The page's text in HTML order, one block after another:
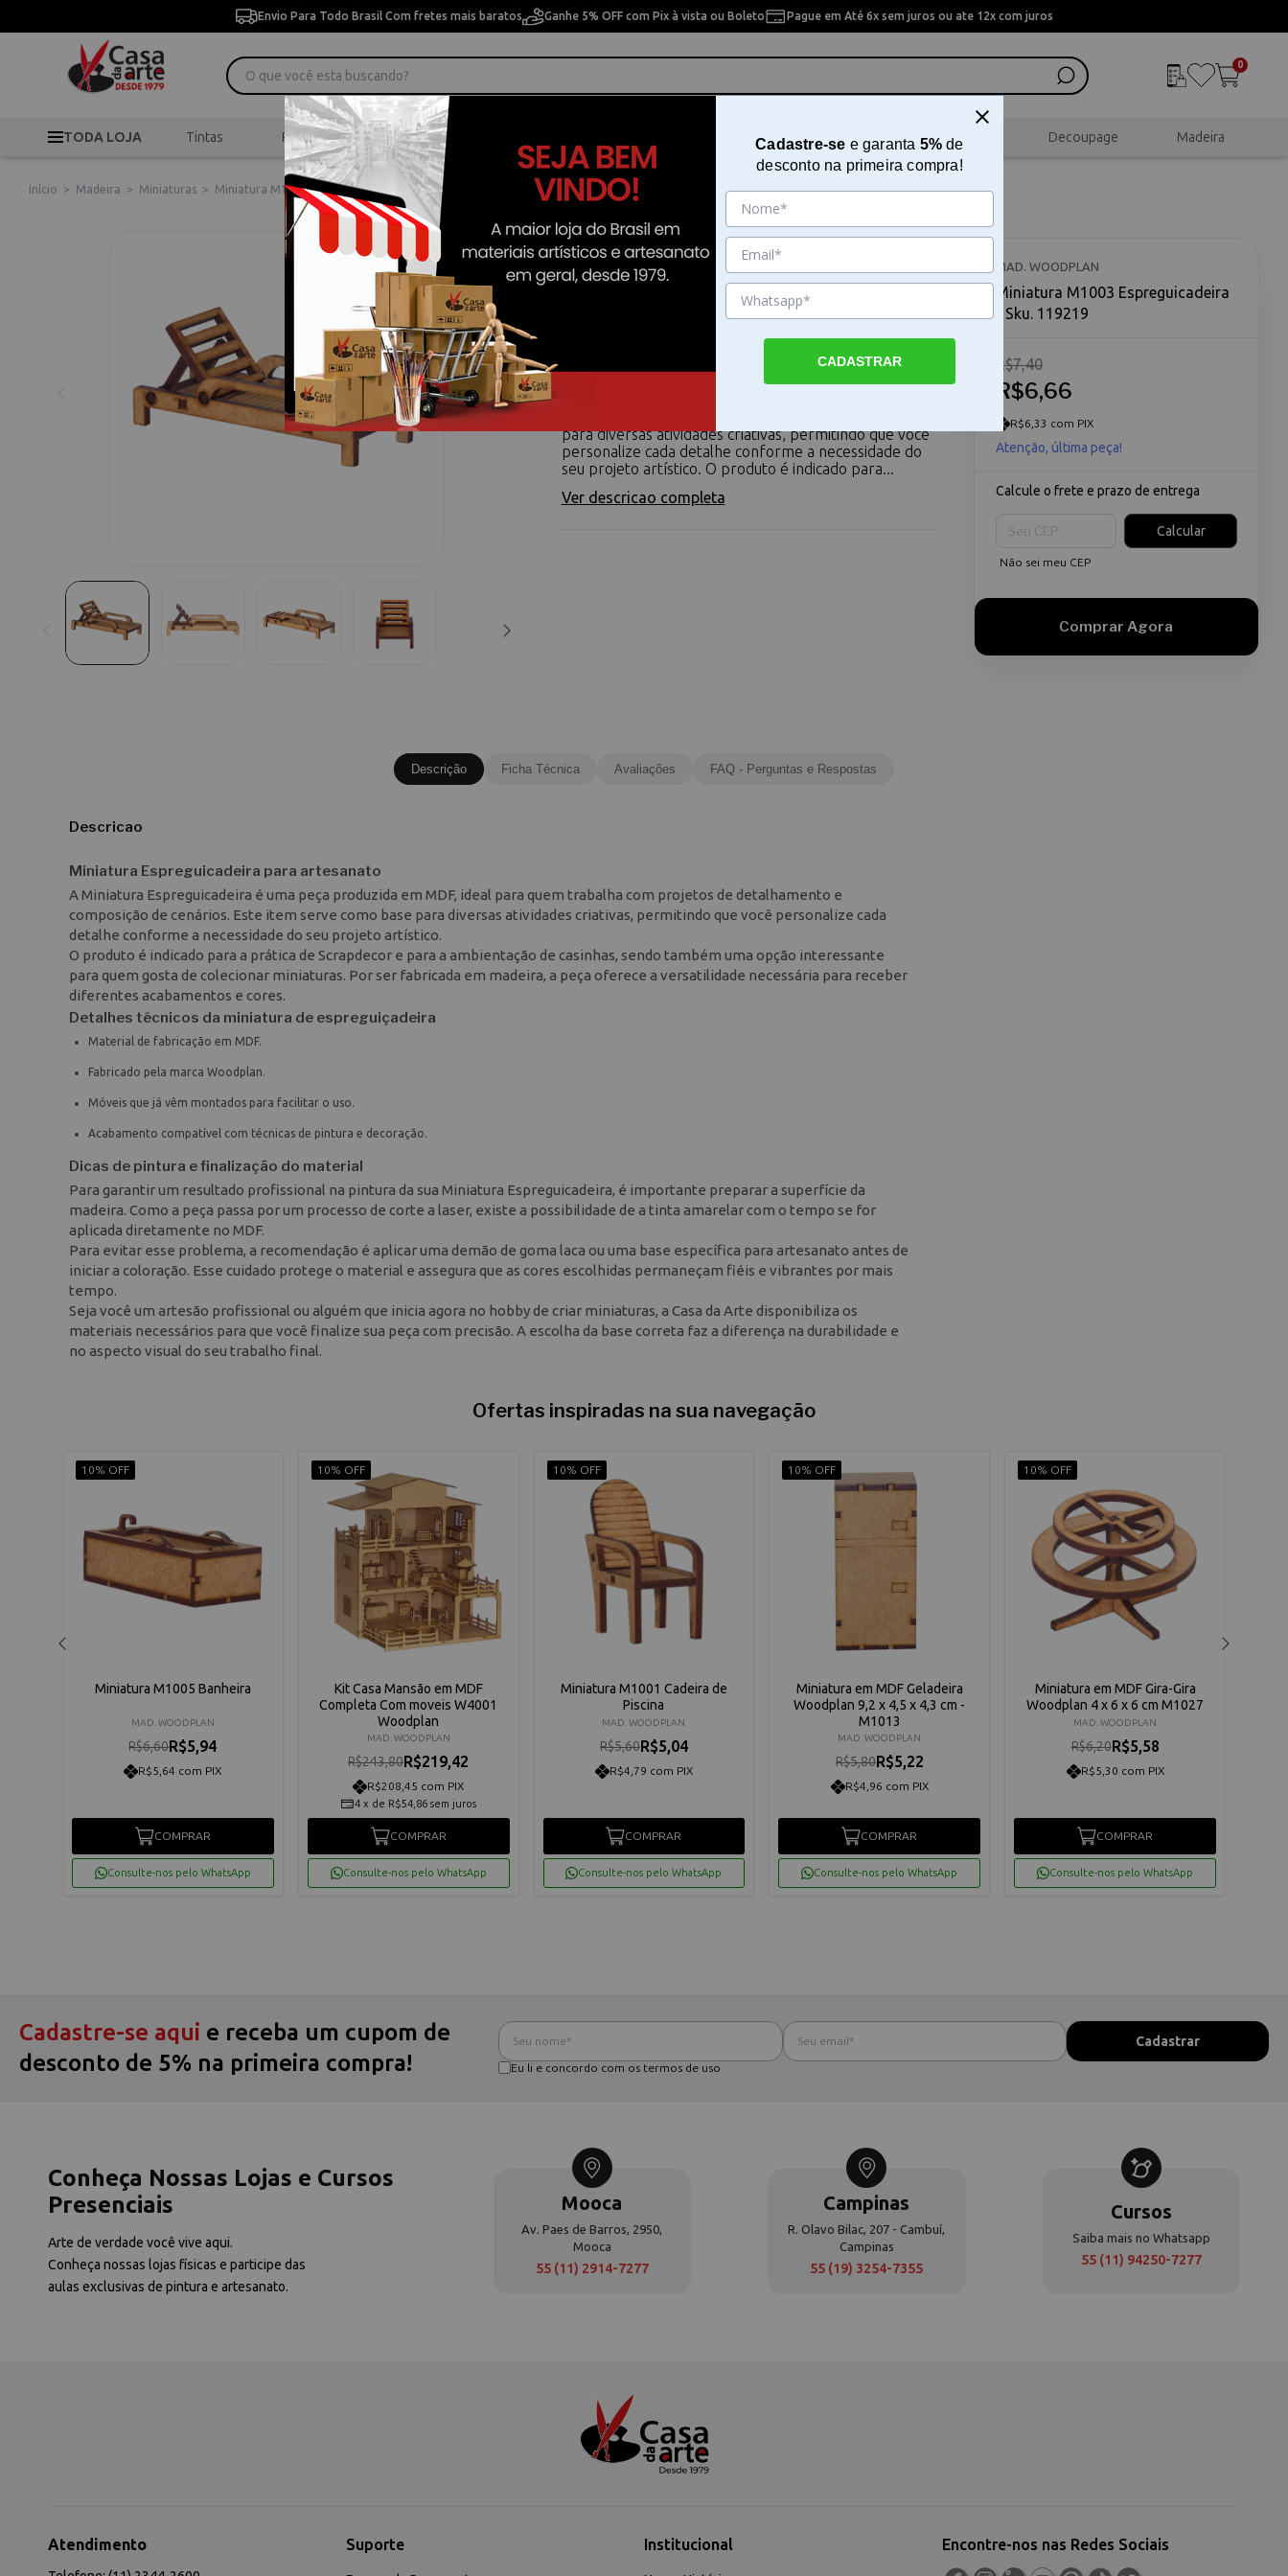
Envio Para Todo Brasil Com fretes mais baratos Ganhe 5% OFF com Pix à vista ou Boleto Pague em Até 6x sem juros ou ate 12x com juros
0
TODA LOJA Tintas Pincéis Desenho Pintura Artesanal Scrapbook Decoupage Madeira
Início > Madeira > Miniaturas > Miniatura M1003 Espreguicadeira
Miniatura M1003 Espreguicadeira
Miniatura Espreguicadeira para artesanato A Miniatura
Espreguicadeira é uma peça produzida em MDF, ideal
para diversas atividades criativas, permitindo que você
personalize cada detalhe conforme a necessidade do
seu projeto artístico. O produto é indicado para...
Ver descricao completa
MAD. WOODPLAN
Miniatura M1003 Espreguicadeira
- Sku. 119219
R$6,66
R$7,40
R$6,33 com PIX
Atenção, última peça!
Calcule o frete e prazo de entrega
Calcular
Não sei meu CEP
Descrição Ficha Técnica Avaliações FAQ - Perguntas e Respostas
Descricao
Miniatura Espreguicadeira para artesanato
A Miniatura Espreguicadeira é uma peça produzida em MDF, ideal para quem trabalha com projetos de detalhamento e
composição de cenários. Este item serve como base para diversas atividades criativas, permitindo que você personalize cada
detalhe conforme a necessidade do seu projeto artístico.
O produto é indicado para a prática de Scrapdecor e para a ambientação de casinhas, sendo também uma opção interessante
para quem gosta de colecionar miniaturas. Por ser fabricada em madeira, a peça oferece a versatilidade necessária para receber
diferentes acabamentos e cores.
Detalhes técnicos da miniatura de espreguiçadeira
Material de fabricação em MDF.
Fabricado pela marca Woodplan.
Móveis que já vêm montados para facilitar o uso.
Acabamento compatível com técnicas de pintura e decoração.
Dicas de pintura e finalização do material
Para garantir um resultado profissional na pintura da sua Miniatura Espreguicadeira, é importante preparar a superfície da
madeira. Como a peça passa por um processo de corte a laser, existe a possibilidade de a tinta amarelar com o tempo se for
aplicada diretamente no MDF.
Para evitar esse problema, a recomendação é aplicar uma demão de goma laca ou uma base específica para artesanato antes de
iniciar a coloração. Esse cuidado protege o material e assegura que as cores escolhidas permaneçam fiéis e vibrantes por mais
tempo.
Seja você um artesão profissional ou alguém que inicia agora no hobby de criar miniaturas, a Casa da Arte disponibiliza os
materiais necessários para que você finalize sua peça com precisão. A escolha da base correta faz a diferença na durabilidade e
no aspecto visual do seu trabalho final.
Ofertas inspiradas na sua navegação
10% OFF
Miniatura M1005 Banheira
MAD. WOODPLAN
R$6,60R$5,94
R$5,64 com PIX
COMPRAR
Consulte-nos pelo WhatsApp
10% OFF
Kit Casa Mansão em MDF
Completa Com moveis W4001
Woodplan
MAD. WOODPLAN
R$243,80R$219,42
R$208,45 com PIX
4 x de R$54,86 sem juros
COMPRAR
Consulte-nos pelo WhatsApp
10% OFF
Miniatura M1001 Cadeira de
Piscina
MAD. WOODPLAN
R$5,60R$5,04
R$4,79 com PIX
COMPRAR
Consulte-nos pelo WhatsApp
10% OFF
Miniatura em MDF Geladeira
Woodplan 9,2 x 4,5 x 4,3 cm -
M1013
MAD. WOODPLAN
R$5,80R$5,22
R$4,96 com PIX
COMPRAR
Consulte-nos pelo WhatsApp
10% OFF
Miniatura em MDF Gira-Gira
Woodplan 4 x 6 x 6 cm M1027
MAD. WOODPLAN
R$6,20R$5,58
R$5,30 com PIX
COMPRAR
Consulte-nos pelo WhatsApp
Cadastre-se aqui e receba um cupom de
desconto de 5% na primeira compra!
Eu li e concordo com os termos de uso
Conheça Nossas Lojas e Cursos
Presenciais
Arte de verdade você vive aqui.
Conheça nossas lojas físicas e participe das
aulas exclusivas de pintura e artesanato.
Mooca
Av. Paes de Barros, 2950,
Mooca
55 (11) 2914-7277
Campinas
R. Olavo Bilac, 207 - Cambuí,
Campinas
55 (19) 3254-7355
Cursos
Saiba mais no Whatsapp
55 (11) 94250-7277
Atendimento Suporte Institucional Encontre-nos nas Redes Sociais
Cadastre-se e garanta 5%de
desconto na primeira compra!
CADASTRAR